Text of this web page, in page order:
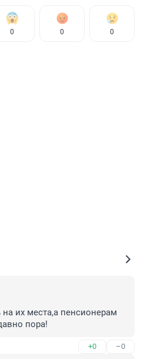
0 0 0
их места,а пенсионерам
пора!
+0 –0